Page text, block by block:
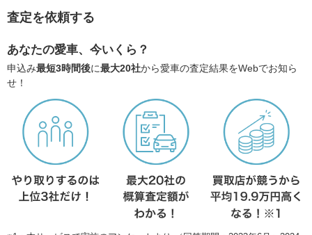
査定を依頼する
あなたの愛車、今いくら？
申込み最短3時間後に最大20社から愛車の査定結果をWebでお知ら
せ！